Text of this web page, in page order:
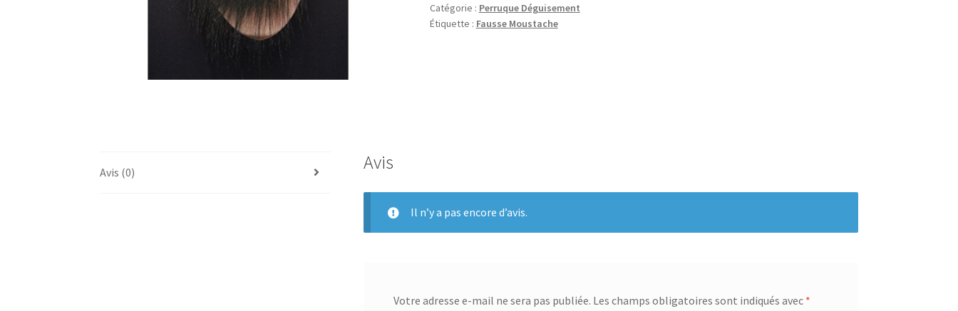
Catégorie : Perruque Déguisement
Étiquette : Fausse Moustache
Avis (0) Avis
Il n’y a pas encore d’avis.
Votre adresse e-mail ne sera pas publiée. Les champs obligatoires sont indiqués avec *